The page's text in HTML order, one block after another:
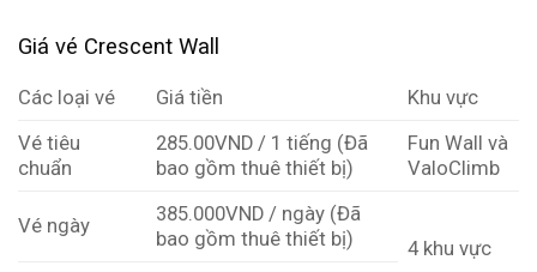
Giá vé Crescent Wall
Các loại vé Giá tiền
Khu vực
Vé tiêu
chuẩn
285.00VND / 1 tiếng (Đã
bao gồm thuê thiết bị)
Fun Wall và
ValoClimb
Vé ngày
385.000VND / ngày (Đã
bao gồm thuê thiết bị)
4 khu vực